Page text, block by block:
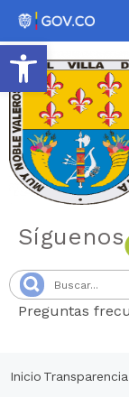
Abrir
Síguenos
Preguntas
Inicio